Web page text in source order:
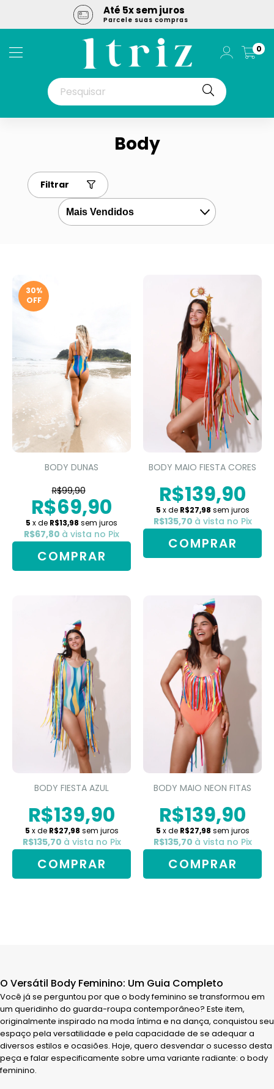
Até 5x sem juros
Parcele suas compras
0
Body
Filtrar
30%
OFF
BODY DUNAS
R$99,90
R$69,90
5 x de R$13,98 sem juros
R$67,80 à vista no Pix
COMPRAR
BODY MAIO FIESTA CORES
R$139,90
5 x de R$27,98 sem juros
R$135,70 à vista no Pix
BODY FIESTA AZUL
R$139,90
5 x de R$27,98 sem juros
R$135,70 à vista no Pix
COMPRAR
BODY MAIO NEON FITAS
R$139,90
5 x de R$27,98 sem juros
R$135,70 à vista no Pix
O Versátil Body Feminino: Um Guia Completo
Você já se perguntou por que o body feminino se transformou em
um queridinho do guarda-roupa contemporâneo? Este item,
originalmente inspirado na moda íntima e na dança, conquistou seu
espaço pela versatilidade e pela capacidade de se adequar a
diversos estilos e ocasiões. Hoje, quero desvendar o sucesso desta
peça e falar especificamente sobre uma variante radiante: o body
feminino.